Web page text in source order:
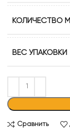
КОЛИЧЕСТВО
ВЕС УПАКОВКИ
Сравнить